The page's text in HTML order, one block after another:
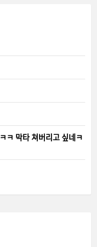
막타 쳐버리고 싶네ㅋ